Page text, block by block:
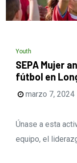
Youth
SEPA Mujer
fútbol en
marzo 7, 2024
Únase a esta
equipo, el